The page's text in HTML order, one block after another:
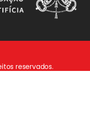
reservados.